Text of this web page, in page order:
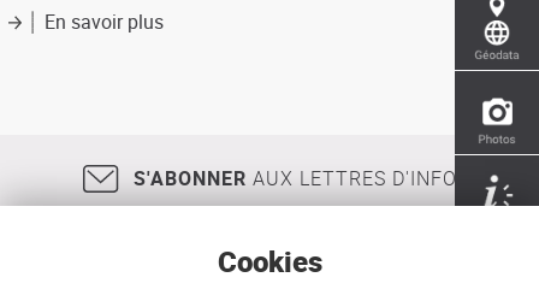
En savoir plussur
activités
culturelles
&
créatives
S'ABONNER AUX LETTRES D'INFO
Cookies